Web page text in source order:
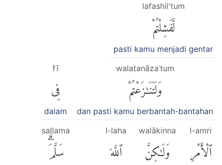
lafashil'tum
لَّفَشِلْتُمْ
pasti kamu menjadi gentar
walatanāzaʿtum
وَلَتَنَٰزَعْتُمْ
dan pasti kamu berbantah-bantahan
fī
فِى
dalam
l-amri
ٱلْأَمْرِ
walākinna
وَلَٰكِنَّ
l-laha
ٱللَّهَ
sallama
سَلَّمَۗ